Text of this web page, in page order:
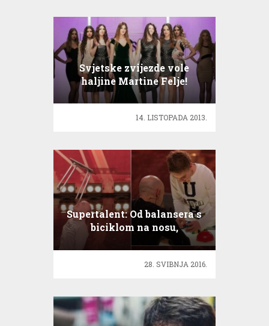
Svjetske zvijezde vole
haljine Martine Felje!
14. LISTOPADA 2013.
Supertalent: Od balansera s
biciklom na nosu,
tamburaša s hip-hop
bećarcem…
28. SVIBNJA 2016.